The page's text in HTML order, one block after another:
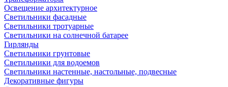
Освещение архитектурное
Светильники фасадные
Светильники тротуарные
Светильники на солнечной батарее
Гирлянды
Светильники грунтовые
Светильники для водоемов
Светильники настенные, настольные, подвесные
Декоративные фигуры